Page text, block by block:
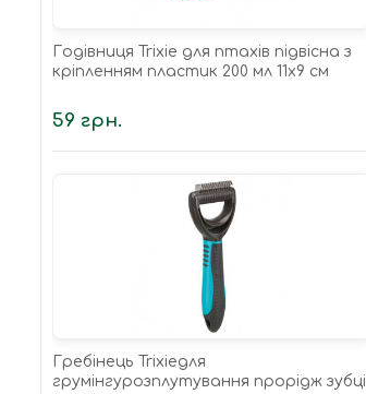
Годівниця Trixie для птахів підвісна з
кріпленням пластик 200 мл 11х9 см
59 грн.
Гребінець Trixieдля
грумінгурозплутування прорідж зубці